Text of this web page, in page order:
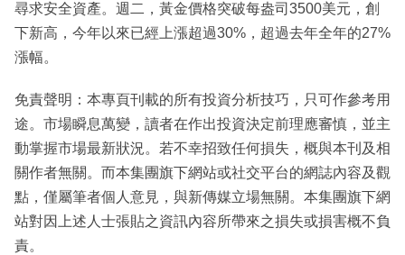
尋求安全資產。週二，黃金價格突破每盎司3500美元，創
下新高，今年以來已經上漲超過30%，超過去年全年的27%
漲幅。
免責聲明：本專頁刊載的所有投資分析技巧，只可作參考用
途。市場瞬息萬變，讀者在作出投資決定前理應審慎，並主
動掌握市場最新狀況。若不幸招致任何損失，概與本刊及相
關作者無關。而本集團旗下網站或社交平台的網誌內容及觀
點，僅屬筆者個人意見，與新傳媒立場無關。本集團旗下網
站對因上述人士張貼之資訊內容所帶來之損失或損害概不負
責。